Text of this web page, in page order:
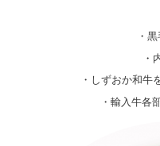
・
・
・しずおか和牛
・輸入牛各